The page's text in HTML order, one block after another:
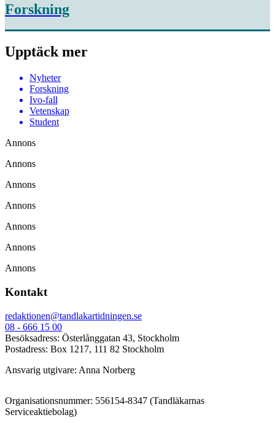
Forskning
Upptäck mer
Nyheter
Forskning
Ivo-fall
Vetenskap
Student
Annons
Annons
Annons
Annons
Annons
Annons
Annons
Kontakt
redaktionen@tandlakartidningen.se
08 - 666 15 00
Besöksadress: Österlånggatan 43, Stockholm
Postadress: Box 1217, 111 82 Stockholm
Ansvarig utgivare: Anna Norberg
Organisationsnummer: 556154-8347 (Tandläkarnas
Serviceaktiebolag)